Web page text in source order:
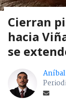
Cierran
hacia
se
Aníbal